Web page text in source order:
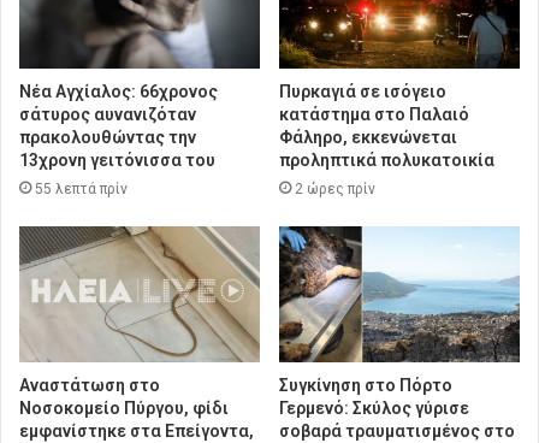
Νέα Αγχίαλος: 66χρονος
σάτυρος αυνανιζόταν
πρακολουθώντας την
13χρονη γειτόνισσα του
55 λεπτά πρίν
Πυρκαγιά σε ισόγειο
κατάστημα στο Παλαιό
Φάληρο, εκκενώνεται
προληπτικά πολυκατοικία
2 ώρες πρίν
Αναστάτωση στο
Νοσοκομείο Πύργου, φίδι
εμφανίστηκε στα Επείγοντα,
Συγκίνηση στο Πόρτο
Γερμενό: Σκύλος γύρισε
σοβαρά τραυματισμένος στο